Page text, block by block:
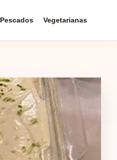
Pescados Vegetarianas